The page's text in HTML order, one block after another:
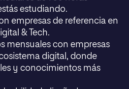
estudiando.
empresas de referencia en
& Tech.
mensuales con empresas
digital, donde
y conocimientos más